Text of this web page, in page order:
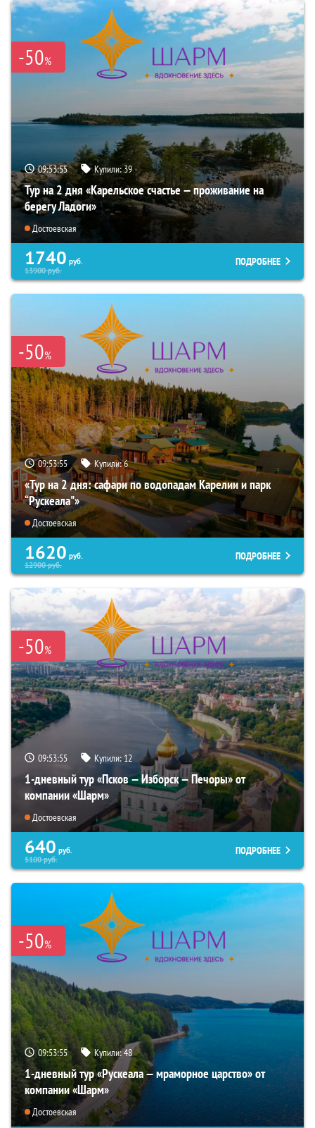
-50%
09:53:54 Купили:39
Тур на 2 дня «Карельское счастье — проживание на
берегу Ладоги»
Достоевская
1740 руб.
13900руб.
ПОДРОБНЕЕ
-50%
09:53:54 Купили:6
«Тур на 2 дня: сафари по водопадам Карелии и парк
“Рускеала"»
Достоевская
1620 руб.
12900руб.
ПОДРОБНЕЕ
-50%
09:53:54 Купили:12
1-дневный тур «Псков — Изборск — Печоры» от
компании «Шарм»
Достоевская
640 руб.
5100руб.
ПОДРОБНЕЕ
-50%
09:53:54 Купили:48
1-дневный тур «Рускеала — мраморное царство» от
компании «Шарм»
Достоевская